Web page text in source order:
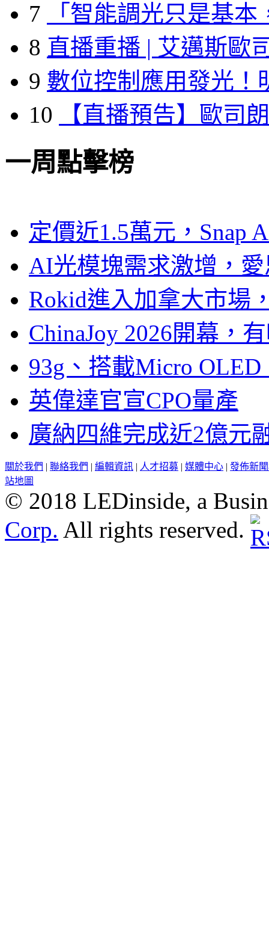
7
「智能調光只是基本
8 直播重播 | 艾邁斯歐
9 數位控制應用發光！
10
【直播預告】歐司
一周點擊榜
定價近1.5萬元，Snap
AI光模塊需求激增，
Rokid進入加拿大市場
ChinaJoy 2026開幕，
93g、搭載Micro
英偉達官宣CPO量產
廣納四維完成近2億元
關於我們 | 聯絡我們 | 編輯資訊 | 人才招募 | 媒體中心 | 發佈新
站地圖
© 2018 LEDinside, a
Corp. All rights reserved.